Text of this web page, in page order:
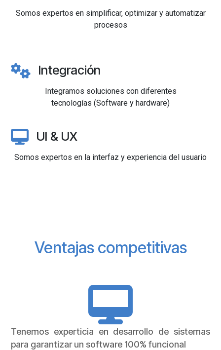
Somos expertos en simplificar, optimizar y automatizar
procesos
Integración
Integramos soluciones con diferentes
tecnologías (Software y hardware)
UI & UX
Somos expertos en la interfaz y experiencia del usuario
Ventajas competitivas
Tenemos experticia en desarrollo de sistemas
para garantizar un software 100% funcional